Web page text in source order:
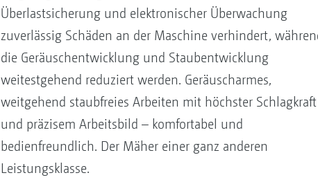
Überlastsicherung und elektronischer Überwachung
zuverlässig Schäden an der Maschine verhindert,
die Geräuschentwicklung und Staubentwicklung
weitestgehend reduziert werden. Geräuscharmes,
weitgehend staubfreies Arbeiten mit höchster Schlagkraft
und präzisem Arbeitsbild – komfortabel und
bedienfreundlich. Der Mäher einer ganz anderen
Leistungsklasse.